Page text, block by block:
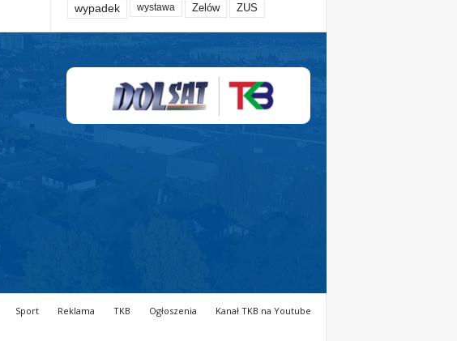
wypadek wystawa Zelów ZUS
Sport Reklama TKB Ogłoszenia Kanał TKB na Youtube